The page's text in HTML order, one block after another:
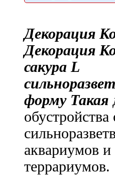
Декорация
Декорация
сакура L
форму Такая
обустройства
аквариумов и
террариумов.